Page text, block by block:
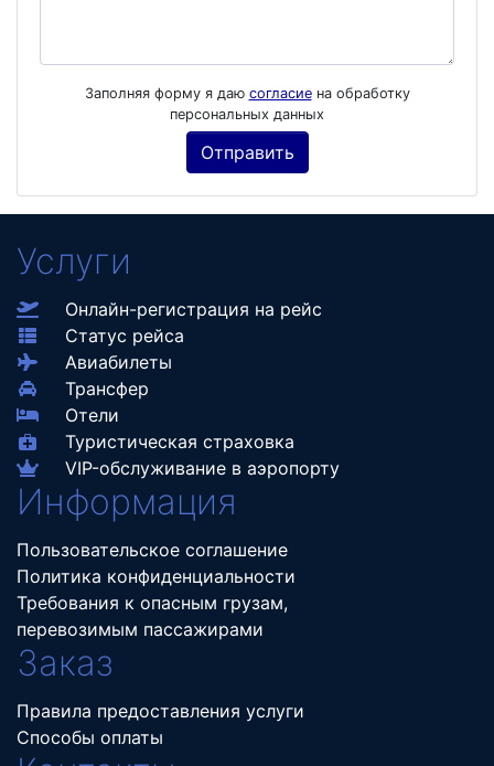
Заполняя форму я даю согласиена обработку
персональных данных
Услуги
Онлайн-регистрация на рейс
Статус рейса
Авиабилеты
Трансфер
Отели
Туристическая страховка
VIP-обслуживание в аэропорту
Информация
Пользовательское соглашение
Политика конфиденциальности
Требования к опасным грузам,
перевозимым пассажирами
Заказ
Правила предоставления услуги
Способы оплаты